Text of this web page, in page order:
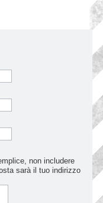
non includere
sarà il tuo indirizzo